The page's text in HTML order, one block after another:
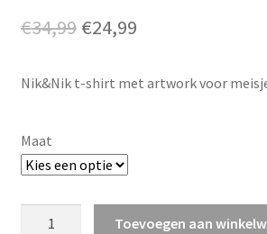
€34,99 Oorspronkelijke
was:
€24,99Huidige
is:
Nik&Nik t-shirt met artwork voor
Maat
Toevoegen aan